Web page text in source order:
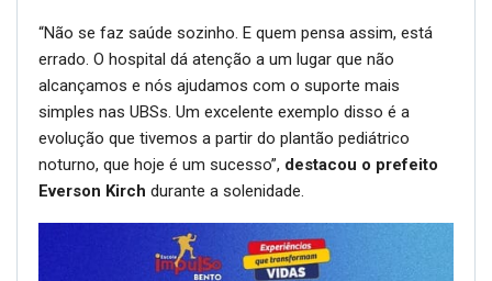
“Não se faz saúde sozinho. E quem pensa assim, está
errado. O hospital dá atenção a um lugar que não
alcançamos e nós ajudamos com o suporte mais
simples nas UBSs. Um excelente exemplo disso é a
evolução que tivemos a partir do plantão pediátrico
noturno, que hoje é um sucesso”, destacou o prefeito
Everson Kirch durante a solenidade.